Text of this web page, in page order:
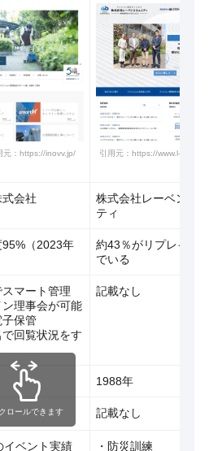
元：https://inovv.jp/ 引用元：https://www.l-
会社
株式会社レーベンコ
ティ
（2023年
約43％がリプレイス
でいる
マート管理
ン理事会が可能
子保管
で回覧状況をす
記載なし
1988年
記載なし
イベント実績
・防災訓練
ロールできます